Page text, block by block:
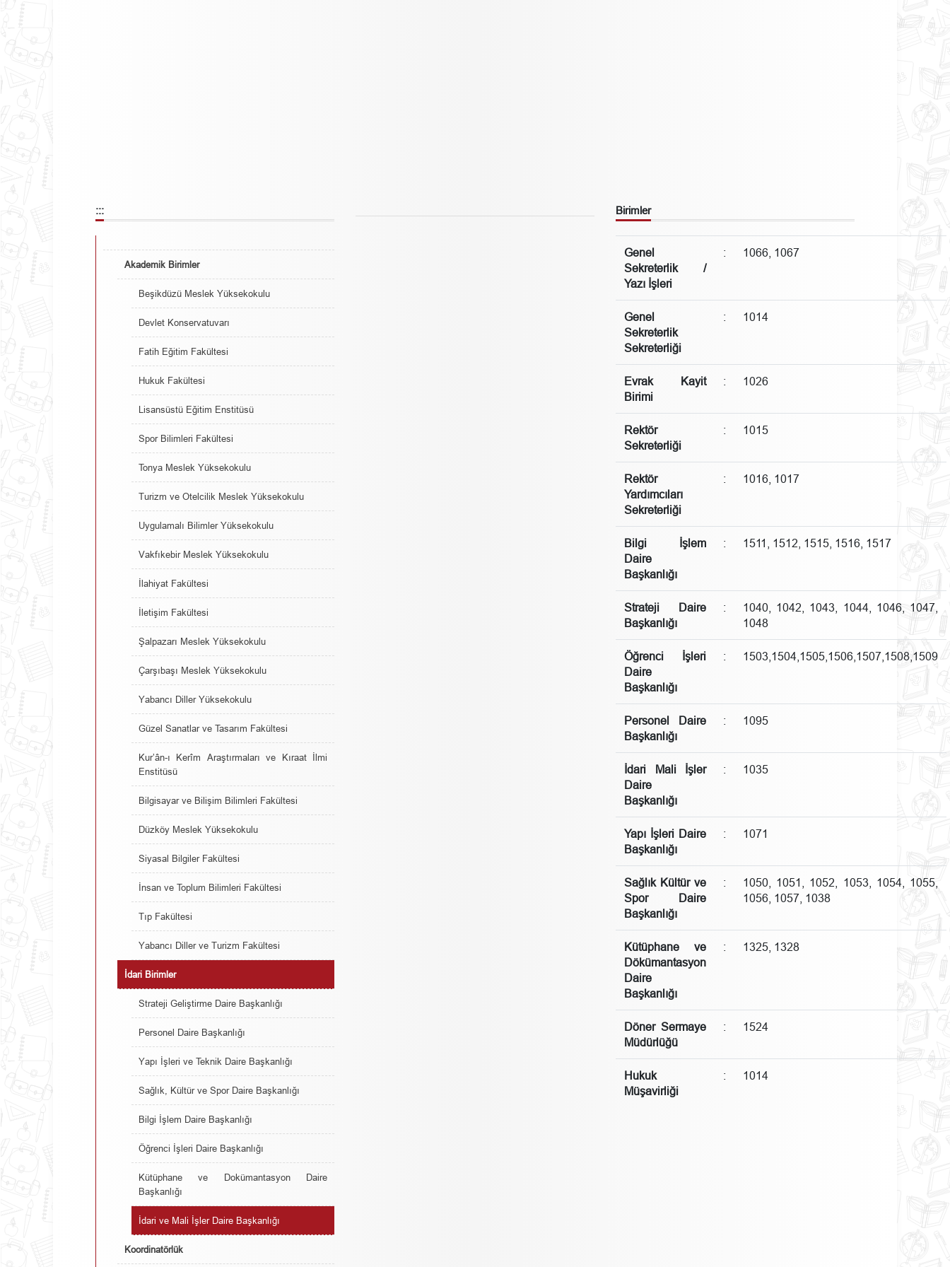
:::
Akademik Birimler
Beşikdüzü Meslek Yüksekokulu
Devlet Konservatuvarı
Fatih Eğitim Fakültesi
Hukuk Fakültesi
Lisansüstü Eğitim Enstitüsü
Spor Bilimleri Fakültesi
Tonya Meslek Yüksekokulu
Turizm ve Otelcilik Meslek Yüksekokulu
Uygulamalı Bilimler Yüksekokulu
Vakfıkebir Meslek Yüksekokulu
İlahiyat Fakültesi
İletişim Fakültesi
Şalpazarı Meslek Yüksekokulu
Çarşıbaşı Meslek Yüksekokulu
Yabancı Diller Yüksekokulu
Güzel Sanatlar ve Tasarım Fakültesi
Kur’ân-ı Kerîm Araştırmaları ve Kıraat İlmi
Enstitüsü
Bilgisayar ve Bilişim Bilimleri Fakültesi
Düzköy Meslek Yüksekokulu
Siyasal Bilgiler Fakültesi
İnsan ve Toplum Bilimleri Fakültesi
Tıp Fakültesi
Yabancı Diller ve Turizm Fakültesi
İdari Birimler
Strateji Geliştirme Daire Başkanlığı
Personel Daire Başkanlığı
Yapı İşleri ve Teknik Daire Başkanlığı
Sağlık, Kültür ve Spor Daire Başkanlığı
Bilgi İşlem Daire Başkanlığı
Öğrenci İşleri Daire Başkanlığı
Kütüphane ve Dokümantasyon Daire
Başkanlığı
İdari ve Mali İşler Daire Başkanlığı
Koordinatörlük
Birimler
Genel
Sekreterlik /
Yazı İşleri
: 1066, 1067
Genel
Sekreterlik
Sekreterliği
: 1014
Evrak Kayit
Birimi
: 1026
Rektör
Sekreterliği
: 1015
Rektör
Yardımcıları
Sekreterliği
: 1016, 1017
Bilgi İşlem
Daire
Başkanlığı
: 1511, 1512, 1515, 1516, 1517
Strateji Daire
Başkanlığı
:
1040, 1042, 1043, 1044, 1046, 1047,
1048
Öğrenci İşleri
Daire
Başkanlığı
: 1503,1504,1505,1506,1507,1508,1509
Personel Daire
Başkanlığı
: 1095
İdari Mali İşler
Daire
Başkanlığı
: 1035
Yapı İşleri Daire
Başkanlığı
: 1071
Sağlık Kültür ve
Spor Daire
Başkanlığı
:
1050, 1051, 1052, 1053, 1054, 1055,
1056, 1057, 1038
Kütüphane ve
Dökümantasyon
Daire
Başkanlığı
: 1325, 1328
Döner Sermaye
Müdürlüğü
: 1524
Hukuk
Müşavirliği
: 1014